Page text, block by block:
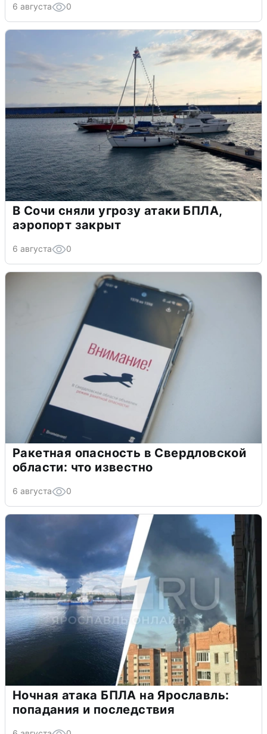
6 августа 0
В Сочи сняли угрозу атаки БПЛА,
аэропорт закрыт
6 августа 0
Ракетная опасность в Свердловской
области: что известно
6 августа 0
Ночная атака БПЛА на Ярославль:
попадания и последствия